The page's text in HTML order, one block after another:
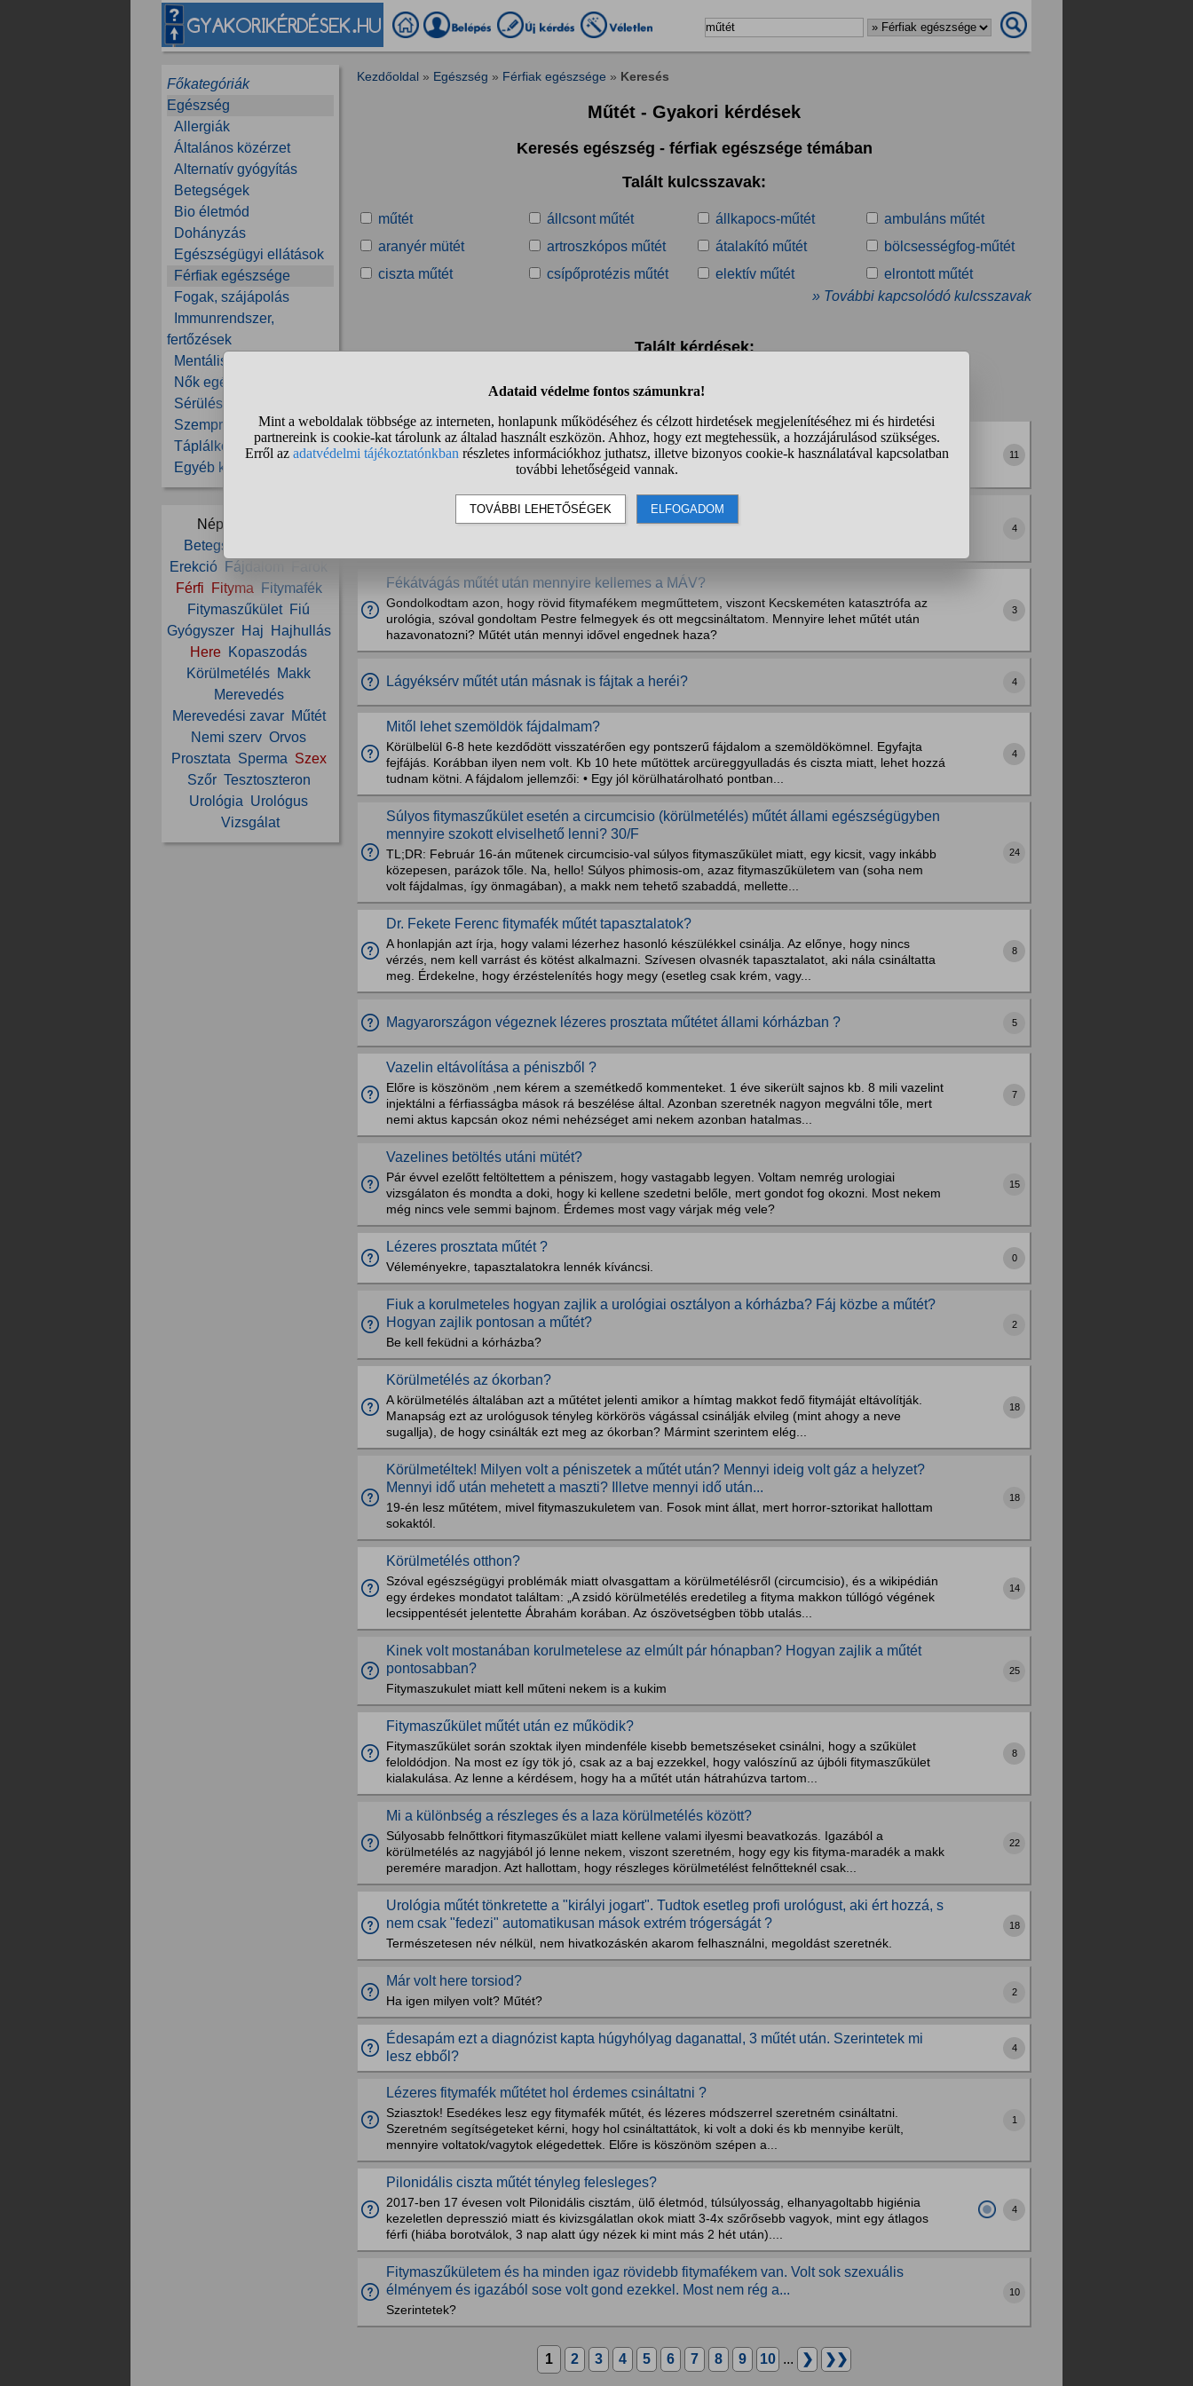
Főkategóriák
Egészség
Allergiák
Általános közérzet
Alternatív gyógyítás
Betegségek
Bio életmód
Dohányzás
Egészségügyi ellátások
Férfiak egészsége
Fogak, szájápolás
Immunrendszer,
fertőzések
Mentális egészség
Nők egészsége
Sérülések, balesetek
Szemproblémák
Táplálkozás
Egyéb kérdések
Népszerű témák:
Betegség
Erekció
Fájdalom
Férfi
Fityma
Fitymafék
Fitymaszűkület Fiú
Gyógyszer
Haj
Hajhullás
Here Kopaszodás
Körülmetélés Makk
Merevedés
Merevedési zavar
Műtét
Nemi szerv Orvos
Prosztata Sperma Szex
Szőr Tesztoszteron
Urológia Urológus
Vizsgálat
Kezdőoldal » Egészség » Férfiak egészsége » Keresés
Műtét - Gyakori kérdések
Keresés egészség - férfiak egészsége témában
Talált kulcsszavak:
műtét állcsont műtét állkapocs-műtét
ambuláns műtét
aranyér mütét
artroszkópos műtét átalakító műtét
bölcsességfog-műtét
ciszta műtét
csípőprotézis műtét elektív műtét
elrontott műtét
» További kapcsolódó kulcsszavak
Talált kérdések:
1 2 3 4 5 6 7
Gond, ha körülmetélés előtt nem akarom levágni a szőrt a huszonhatosom körül?
Persze, értem, hogy a sebésznek így jobb lenne, de én úgy tapasztaltam, hogy ez védi a
makkomat az irritálódástól.
11
Milyen tapasztalataitok vannak vazektómiával kapcsolatban?
4
Fékátvágás műtét után mennyire kellemes a MÁV?
Gondolkodtam azon, hogy rövid fitymafékem megműttetem, viszont Kecskeméten katasztrófa az
urológia, szóval gondoltam Pestre felmegyek és ott megcsináltatom. Mennyire lehet műtét után
hazavonatozni? Műtét után mennyi idővel engednek haza?
3
Lágyéksérv műtét után másnak is fájtak a heréi? 4
Mitől lehet szemöldök fájdalmam?
Körülbelül 6-8 hete kezdődött visszatérően egy pontszerű fájdalom a szemöldökömnel. Egyfajta
fejfájás. Korábban ilyen nem volt. Kb 10 hete műtöttek arcüreggyulladás és ciszta miatt, lehet hozzá
tudnam kötni. A fájdalom jellemzői: • Egy jól körülhatárolható pontban...
4
Súlyos fitymaszűkület esetén a circumcisio (körülmetélés) műtét állami egészségügyben
mennyire szokott elviselhető lenni? 30/F
TL;DR: Február 16-án műtenek circumcisio-val súlyos fitymaszűkület miatt, egy kicsit, vagy inkább
közepesen, parázok tőle. Na, hello! Súlyos phimosis-om, azaz fitymaszűkületem van (soha nem
volt fájdalmas, így önmagában), a makk nem tehető szabaddá, mellette...
24
Dr. Fekete Ferenc fitymafék műtét tapasztalatok?
A honlapján azt írja, hogy valami lézerhez hasonló készülékkel csinálja. Az előnye, hogy nincs
vérzés, nem kell varrást és kötést alkalmazni. Szívesen olvasnék tapasztalatot, aki nála csináltatta
meg. Érdekelne, hogy érzéstelenítés hogy megy (esetleg csak krém, vagy...
8
Magyarországon végeznek lézeres prosztata műtétet állami kórházban ? 5
Vazelin eltávolítása a péniszből ?
Előre is köszönöm ,nem kérem a szemétkedő kommenteket. 1 éve sikerült sajnos kb. 8 mili vazelint
injektálni a férfiasságba mások rá beszélése által. Azonban szeretnék nagyon megválni tőle, mert
nemi aktus kapcsán okoz némi nehézséget ami nekem azonban hatalmas...
7
Vazelines betöltés utáni mütét?
Pár évvel ezelőtt feltöltettem a péniszem, hogy vastagabb legyen. Voltam nemrég urologiai
vizsgálaton és mondta a doki, hogy ki kellene szedetni belőle, mert gondot fog okozni. Most nekem
még nincs vele semmi bajnom. Érdemes most vagy várjak még vele?
15
Lézeres prosztata műtét ?
Véleményekre, tapasztalatokra lennék kíváncsi.
0
Fiuk a korulmeteles hogyan zajlik a urológiai osztályon a kórházba? Fáj közbe a műtét?
Hogyan zajlik pontosan a műtét?
Be kell feküdni a kórházba?
2
Körülmetélés az ókorban?
A körülmetélés általában azt a műtétet jelenti amikor a hímtag makkot fedő fitymáját eltávolítják.
Manapság ezt az urológusok tényleg körkörös vágással csinálják elvileg (mint ahogy a neve
sugallja), de hogy csinálták ezt meg az ókorban? Mármint szerintem elég...
18
Körülmetéltek! Milyen volt a péniszetek a műtét után? Mennyi ideig volt gáz a helyzet?
Mennyi idő után mehetett a maszti? Illetve mennyi idő után...
19-én lesz műtétem, mivel fitymaszukuletem van. Fosok mint állat, mert horror-sztorikat hallottam
sokaktól.
18
Körülmetélés otthon?
Szóval egészségügyi problémák miatt olvasgattam a körülmetélésről (circumcisio), és a wikipédián
egy érdekes mondatot találtam: „A zsidó körülmetélés eredetileg a fityma makkon túllógó végének
lecsippentését jelentette Ábrahám korában. Az ószövetségben több utalás...
14
Kinek volt mostanában korulmetelese az elmúlt pár hónapban? Hogyan zajlik a műtét
pontosabban?
Fitymaszukulet miatt kell műteni nekem is a kukim
25
Fitymaszűkület műtét után ez működik?
Fitymaszűkület során szoktak ilyen mindenféle kisebb bemetszéseket csinálni, hogy a szűkület
feloldódjon. Na most ez így tök jó, csak az a baj ezzekkel, hogy valószínű az újbóli fitymaszűkület
kialakulása. Az lenne a kérdésem, hogy ha a műtét után hátrahúzva tartom...
8
Mi a különbség a részleges és a laza körülmetélés között?
Súlyosabb felnőttkori fitymaszűkület miatt kellene valami ilyesmi beavatkozás. Igazából a
körülmetélés az nagyjából jó lenne nekem, viszont szeretném, hogy egy kis fityma-maradék a makk
peremére maradjon. Azt hallottam, hogy részleges körülmetélést felnőtteknél csak...
22
Urológia műtét tönkretette a "királyi jogart". Tudtok esetleg profi urológust, aki ért hozzá, s
nem csak "fedezi" automatikusan mások extrém trógerságát ?
Természetesen név nélkül, nem hivatkozáskén akarom felhasználni, megoldást szeretnék.
18
Már volt here torsiod?
Ha igen milyen volt? Műtét?
2
Édesapám ezt a diagnózist kapta húgyhólyag daganattal, 3 műtét után. Szerintetek mi
lesz ebből?
4
Lézeres fitymafék műtétet hol érdemes csináltatni ?
Sziasztok! Esedékes lesz egy fitymafék műtét, és lézeres módszerrel szeretném csináltatni.
Szeretném segítségeteket kérni, hogy hol csináltattátok, ki volt a doki és kb mennyibe került,
mennyire voltatok/vagytok elégedettek. Előre is köszönöm szépen a...
1
Pilonidális ciszta műtét tényleg felesleges?
2017-ben 17 évesen volt Pilonidális cisztám, ülő életmód, túlsúlyosság, elhanyagoltabb higiénia
kezeletlen depresszió miatt és kivizsgálatlan okok miatt 3-4x szőrősebb vagyok, mint egy átlagos
férfi (hiába borotválok, 3 nap alatt úgy nézek ki mint más 2 hét után)....
4
Fitymaszűkületem és ha minden igaz rövidebb fitymafékem van. Volt sok szexuális
élményem és igazából sose volt gond ezekkel. Most nem rég a...
Szerintetek?
10
1 2 3 4 5 6 7 8 9 10 ... ❯ ❯❯